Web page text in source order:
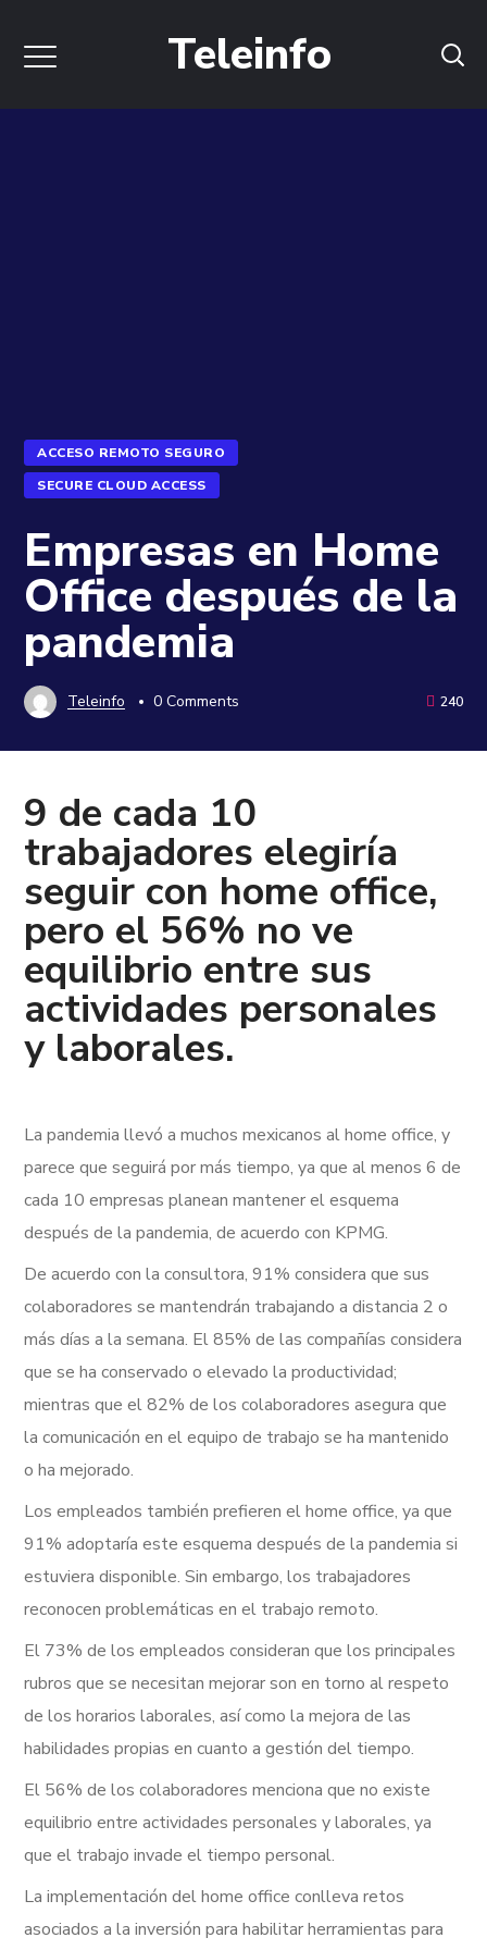
Teleinfo
ACCESO REMOTO SEGURO
SECURE CLOUD ACCESS
Empresas en Home
Office después de la
pandemia
Teleinfo 0 Comments 240
9 de cada 10
trabajadores elegiría
seguir con home office,
pero el 56% no ve
equilibrio entre sus
actividades personales
y laborales.
La pandemia llevó a muchos mexicanos al home office, y
parece que seguirá por más tiempo, ya que al menos 6 de
cada 10 empresas planean mantener el esquema
después de la pandemia, de acuerdo con KPMG.
De acuerdo con la consultora, 91% considera que sus
colaboradores se mantendrán trabajando a distancia 2 o
más días a la semana. El 85% de las compañías considera
que se ha conservado o elevado la productividad;
mientras que el 82% de los colaboradores asegura que
la comunicación en el equipo de trabajo se ha mantenido
o ha mejorado.
Los empleados también prefieren el home office, ya que
91% adoptaría este esquema después de la pandemia si
estuviera disponible. Sin embargo, los trabajadores
reconocen problemáticas en el trabajo remoto.
El 73% de los empleados consideran que los principales
rubros que se necesitan mejorar son en torno al respeto
de los horarios laborales, así como la mejora de las
habilidades propias en cuanto a gestión del tiempo.
El 56% de los colaboradores menciona que no existe
equilibrio entre actividades personales y laborales, ya
que el trabajo invade el tiempo personal.
La implementación del home office conlleva retos
asociados a la inversión para habilitar herramientas para